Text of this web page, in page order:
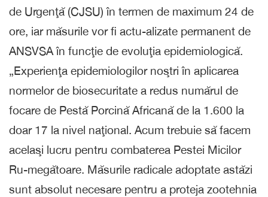
de Urgenţă (CJSU) în termen de maximum 24 de
ore, iar măsurile vor fi actu-alizate permanent de
ANSVSA în funcţie de evoluţia epidemiologică.
„Experienţa epidemiologilor noştri în aplicarea
normelor de biosecuritate a redus numărul de
focare de Pestă Porcină Africană de la 1.600 la
doar 17 la nivel naţional. Acum trebuie să facem
acelaşi lucru pentru combaterea Pestei Micilor
Ru-megătoare. Măsurile radicale adoptate astăzi
sunt absolut necesare pentru a proteja zootehnia